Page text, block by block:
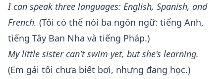
I can speak three languages: English, Spanish, and
French. (Tôi có thể nói ba ngôn ngữ: tiếng Anh,
tiếng Tây Ban Nha và tiếng Pháp.)
My little sister can't swim yet, but she's learning.
(Em gái tôi chưa biết bơi, nhưng đang học.)